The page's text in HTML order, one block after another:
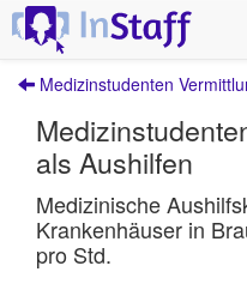
Medizinstudenten
als Aushilfen
Medizinische
Krankenhäuser in
pro Std.